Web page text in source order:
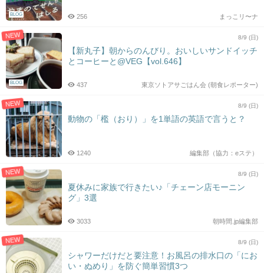
BLOG まっこリ〜ナ
256
NEW
BLOG
8/9 (日)
【新丸子】朝からのんびり。おいしいサンドイッチ
とコーヒーと@VEG【vol.646】
東京ソトアサごはん会 (朝食レポーター)
437
NEW 8/9 (日)
動物の「檻（おり）」を1単語の英語で言うと？
編集部（協力：eステ）
1240
NEW 8/9 (日)
夏休みに家族で行きたい♪「チェーン店モーニン
グ」3選
朝時間.jp編集部
3033
NEW 8/9 (日)
シャワーだけだと要注意！お風呂の排水口の「にお
い・ぬめり」を防ぐ簡単習慣3つ